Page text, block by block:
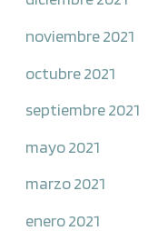
noviembre 2021
octubre 2021
septiembre 2021
mayo 2021
marzo 2021
enero 2021